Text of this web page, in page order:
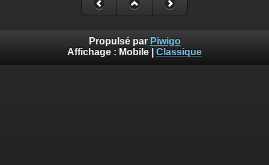
Propulsé par Piwigo
Affichage : Mobile Classique